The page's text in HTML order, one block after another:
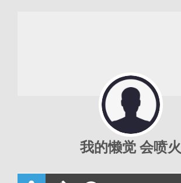
我的懒觉 会喷火